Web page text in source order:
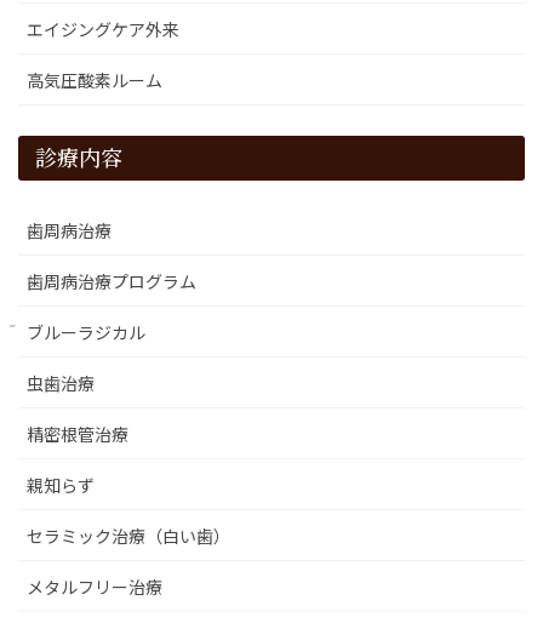
エイジングケア外来
高気圧酸素ルーム
診療内容
歯周病治療
歯周病治療プログラム
ブルーラジカル
虫歯治療
精密根管治療
親知らず
セラミック治療（白い歯）
メタルフリー治療